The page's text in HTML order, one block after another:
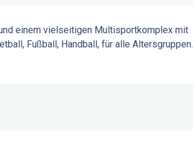
einem vielseitigen Multisportkomplex mit
Fußball, Handball, für alle Altersgruppen.